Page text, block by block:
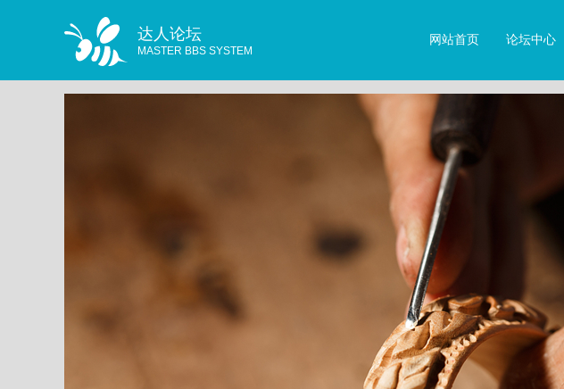
达人论坛
MASTER BBS SYSTEM
网站首页 论坛中心